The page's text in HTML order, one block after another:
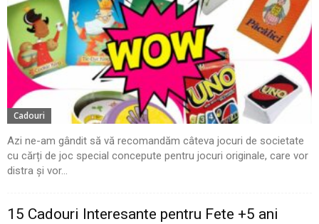
Cadouri
Azi ne-am gândit să vă recomandăm câteva jocuri de societate
cu cărți de joc special concepute pentru jocuri originale, care vor
distra și vor...
15 Cadouri Interesante pentru Fete +5 ani